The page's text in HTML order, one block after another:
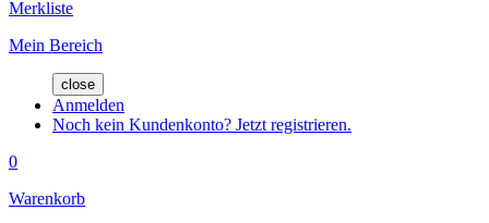
Merkliste
Mein Bereich
close
Anmelden
Noch kein Kundenkonto? Jetzt registrieren.
0
Warenkorb